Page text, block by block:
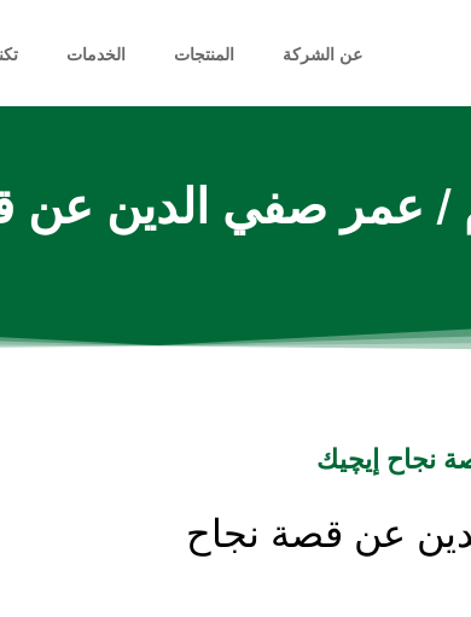
عن الشركة المنتجات الخدمات
عمر صفي الدين عن
نجاح إيچيك
عن قصة نجاح